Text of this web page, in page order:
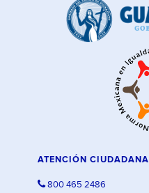
ATENCIÓN CIUDADANA
800 465 2486